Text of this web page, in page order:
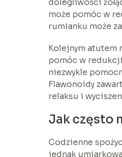
może pomóc w
rumianku może
Kolejnym atutem
pomóc w
niezwykle
Flawonoidy
relaksu i
Jak często
Codzienne
jednak